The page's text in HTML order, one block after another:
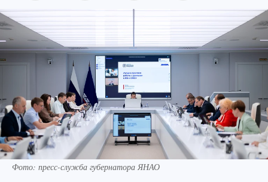
Фото: пресс-служба губернатора ЯНАО